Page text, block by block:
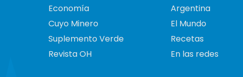
Economía
Cuyo Minero
Suplemento Verde
Revista OH
Argentina
El Mundo
Recetas
En las redes